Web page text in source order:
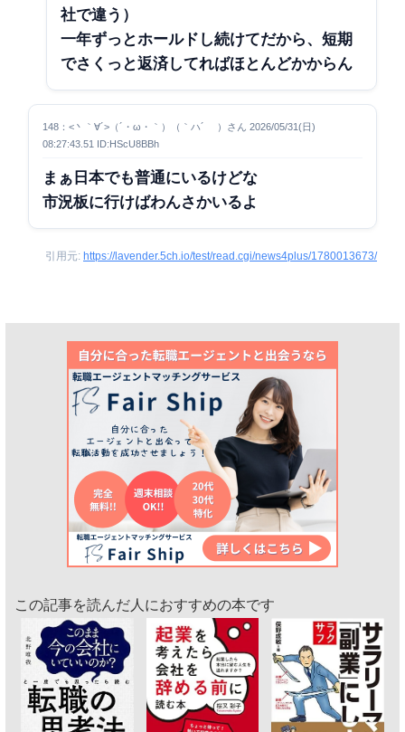
社で違う）
一年ずっとホールドし続けてだから、短期
でさくっと返済してればほとんどかからん
148：<丶｀∀´>（´・ω・｀）（｀ハ´ ）さん 2026/05/31(日)
08:27:43.51 ID:HScU8BBh
まぁ日本でも普通にいるけどな
市況板に行けばわんさかいるよ
引用元: https://lavender.5ch.io/test/read.cgi/news4plus/1780013673/
この記事を読んだ人におすすめの本です